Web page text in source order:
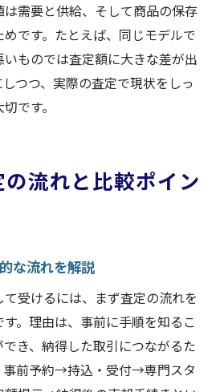
需要と供給、そして商品の保存
です。たとえば、同じモデルで
ものでは査定額に大きな差が出
つつ、実際の査定で現状をしっ
です。
流れと比較ポイン
な流れを解説
受けるには、まず査定の流れを
。理由は、事前に手順を知るこ
き、納得した取引につながるた
事前予約→持込・受付→専門スタ